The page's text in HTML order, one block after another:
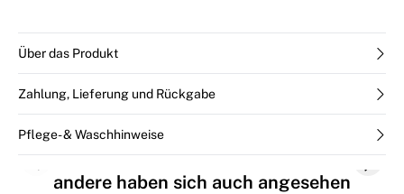
Über das Produkt
Zahlung, Lieferung und Rückgabe
Pflege- & Waschhinweise
andere haben sich auch angesehen
Previous slide Next